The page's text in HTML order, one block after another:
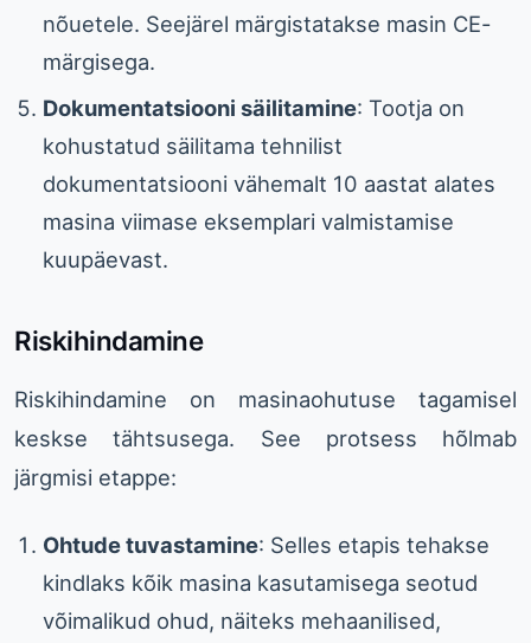
nõuetele. Seejärel märgistatakse masin CE-
märgisega.
Dokumentatsiooni säilitamine: Tootja on
kohustatud säilitama tehnilist
dokumentatsiooni vähemalt 10 aastat alates
masina viimase eksemplari valmistamise
kuupäevast.
Riskihindamine
Riskihindamine on masinaohutuse tagamisel
keskse tähtsusega. See protsess hõlmab
järgmisi etappe:
Ohtude tuvastamine: Selles etapis tehakse
kindlaks kõik masina kasutamisega seotud
võimalikud ohud, näiteks mehaanilised,